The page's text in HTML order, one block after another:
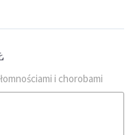
i chorobami